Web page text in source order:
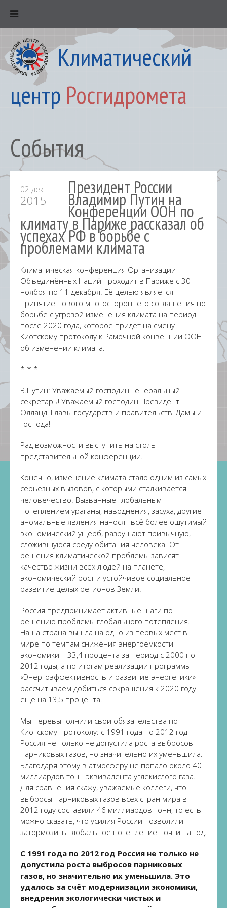
Климатический
центр Росгидромета
События
02 дек
2015
Президент России
Владимир Путин на
Конференции ООН по
климату в Париже рассказал об
успехах РФ в борьбе с
проблемами климата
Климатическая конференция Организации
Объединённых Наций проходит в Париже с 30
ноября по 11 декабря. Её целью является
принятие нового многостороннего соглашения по
борьбе с угрозой изменения климата на период
после 2020 года, которое придёт на смену
Киотскому протоколу к Рамочной конвенции ООН
об изменении климата.
* * *
В.Путин: Уважаемый господин Генеральный
секретарь! Уважаемый господин Президент
Олланд! Главы государств и правительств! Дамы и
господа!
Рад возможности выступить на столь
представительной конференции.
Конечно, изменение климата стало одним из самых
серьёзных вызовов, с которыми сталкивается
человечество. Вызванные глобальным
потеплением ураганы, наводнения, засуха, другие
аномальные явления наносят всё более ощутимый
экономический ущерб, разрушают привычную,
сложившуюся среду обитания человека. От
решения климатической проблемы зависят
качество жизни всех людей на планете,
экономический рост и устойчивое социальное
развитие целых регионов Земли.
Россия предпринимает активные шаги по
решению проблемы глобального потепления.
Наша страна вышла на одно из первых мест в
мире по темпам снижения энергоёмкости
экономики – 33,4 процента за период с 2000 по
2012 годы, а по итогам реализации программы
«Энергоэффективность и развитие энергетики»
рассчитываем добиться сокращения к 2020 году
ещё на 13,5 процента.
Мы перевыполнили свои обязательства по
Киотскому протоколу: с 1991 года по 2012 год
Россия не только не допустила роста выбросов
парниковых газов, но значительно их уменьшила.
Благодаря этому в атмосферу не попало около 40
миллиардов тонн эквивалента углекислого газа.
Для сравнения скажу, уважаемые коллеги, что
выбросы парниковых газов всех стран мира в
2012 году составили 46 миллиардов тонн, то есть
можно сказать, что усилия России позволили
затормозить глобальное потепление почти на год.
C 1991 года по 2012 год Россия не только не
допустила роста выбросов парниковых
газов, но значительно их уменьшила. Это
удалось за счёт модернизации экономики,
внедрения экологически чистых и